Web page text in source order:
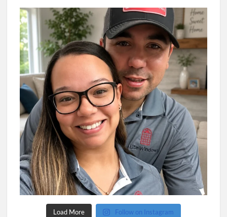
Load More Follow on Instagram